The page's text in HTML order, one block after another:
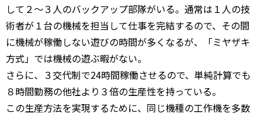
して２～３人のバックアップ部隊がいる。通常は１人の技
術者が１台の機械を担当して仕事を完結するので、その間
に機械が稼働しない遊びの時間が多くなるが、「ミヤザキ
方式」では機械の遊ぶ暇がない。
さらに、３交代制で24時間稼働させるので、単純計算でも
８時間勤務の他社より３倍の生産性を持っている。
この生産方法を実現するために、同じ機種の工作機を多数